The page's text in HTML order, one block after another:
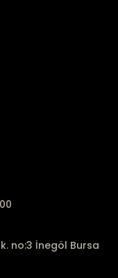
no:3 İnegöl Bursa